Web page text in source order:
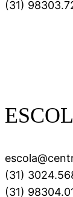
(31)
(31)
(31)